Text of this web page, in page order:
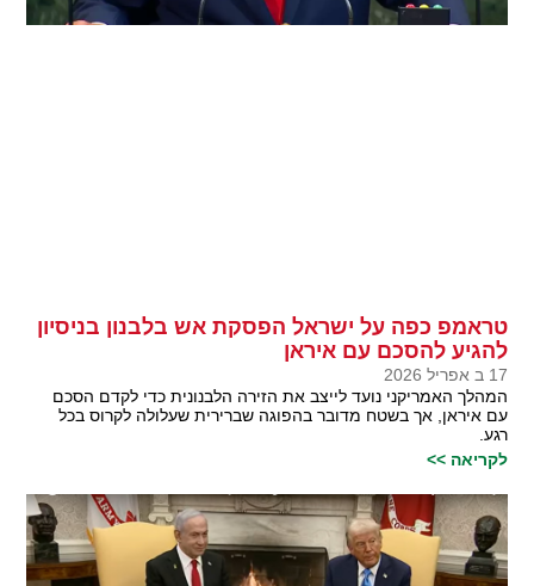
טראמפ כפה על ישראל הפסקת אש בלבנון בניסיון
להגיע להסכם עם איראן
17 ב אפריל 2026
המהלך האמריקני נועד לייצב את הזירה הלבנונית כדי לקדם הסכם
עם איראן, אך בשטח מדובר בהפוגה שברירית שעלולה לקרוס בכל
רגע.
לקריאה >>